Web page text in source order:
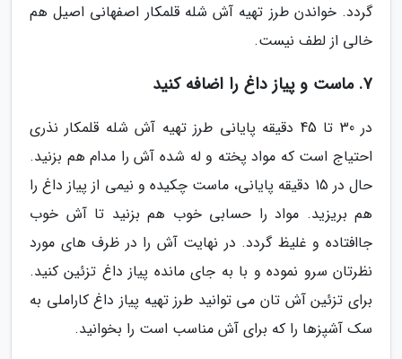
گردد. خواندن طرز تهیه آش شله قلمکار اصفهانی اصیل هم
خالی از لطف نیست.
7. ماست و پیاز داغ را اضافه کنید
در 30 تا 45 دقیقه پایانی طرز تهیه آش شله قلمکار نذری
احتیاج است که مواد پخته و له شده آش را مدام هم بزنید.
حال در 15 دقیقه پایانی، ماست چکیده و نیمی از پیاز داغ را
هم بریزید. مواد را حسابی خوب هم بزنید تا آش خوب
جاافتاده و غلیظ گردد. در نهایت آش را در ظرف های مورد
نظرتان سرو نموده و با به جای مانده پیاز داغ تزئین کنید.
برای تزئین آش تان می توانید طرز تهیه پیاز داغ کاراملی به
سک آشپزها را که برای آش مناسب است را بخوانید.